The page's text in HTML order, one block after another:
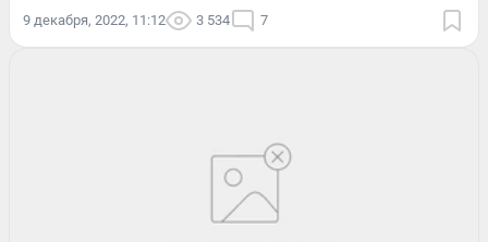
9 декабря, 2022, 11:12 3 534 7